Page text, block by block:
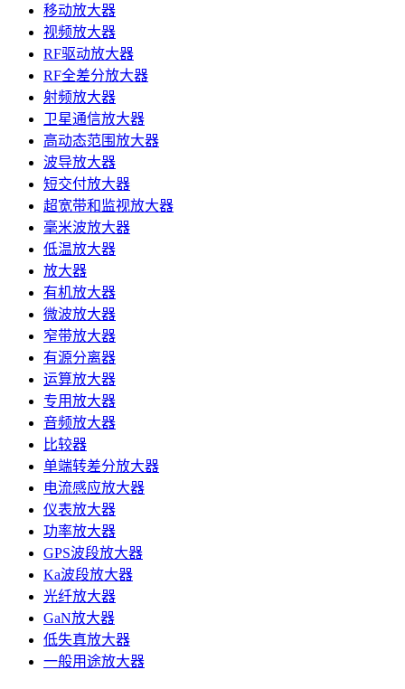
移动放大器
视频放大器
RF驱动放大器
RF全差分放大器
射频放大器
卫星通信放大器
高动态范围放大器
波导放大器
短交付放大器
超宽带和监视放大器
毫米波放大器
低温放大器
放大器
有机放大器
微波放大器
窄带放大器
有源分离器
运算放大器
专用放大器
音频放大器
比较器
单端转差分放大器
电流感应放大器
仪表放大器
功率放大器
GPS波段放大器
Ka波段放大器
光纤放大器
GaN放大器
低失真放大器
一般用途放大器